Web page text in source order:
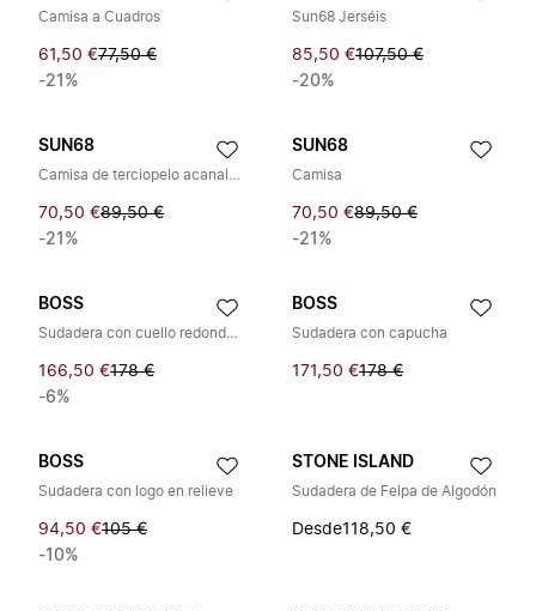
Camisa a Cuadros
61,50 €77,50 €
-21%
Sun68 Jerséis
85,50 €107,50 €
-20%
SUN68
Camisa de terciopelo acanalado
70,50 €89,50 €
-21%
SUN68
Camisa
70,50 €89,50 €
-21%
BOSS
Sudadera con cuello redondo y logo
166,50 €178 €
-6%
BOSS
Sudadera con capucha
171,50 €178 €
BOSS
Sudadera con logo en relieve
94,50 €105 €
-10%
STONE ISLAND
Sudadera de Felpa de Algodón
Desde118,50 €